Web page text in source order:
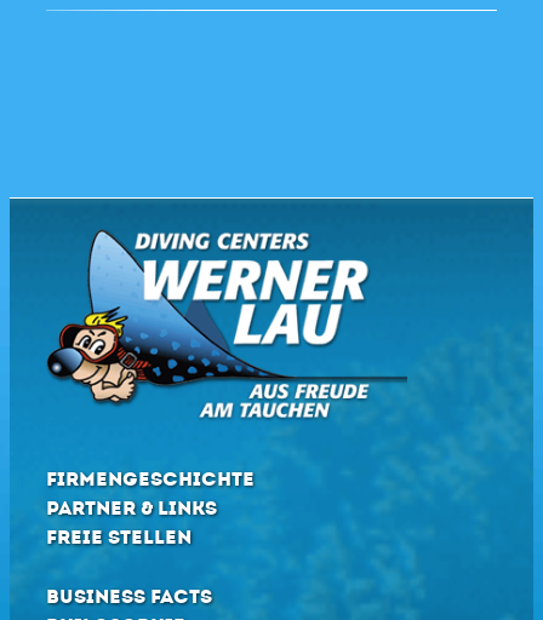
FIRMENGESCHICHTE
PARTNER & LINKS
FREIE STELLEN
BUSINESS FACTS